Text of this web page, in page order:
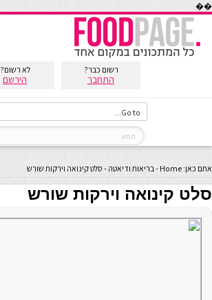
��
רשום כבר?
התחבר
לא רשום?
הירשם
אתם כאן: Home
-בריאות ודיאטה - סלט קינואה וירקות שורש
סלט קינואה וירקות שורש